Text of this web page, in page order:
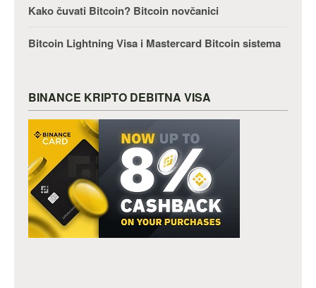
Kako čuvati Bitcoin? Bitcoin novčanici
Bitcoin Lightning Visa i Mastercard Bitcoin sistema
BINANCE KRIPTO DEBITNA VISA